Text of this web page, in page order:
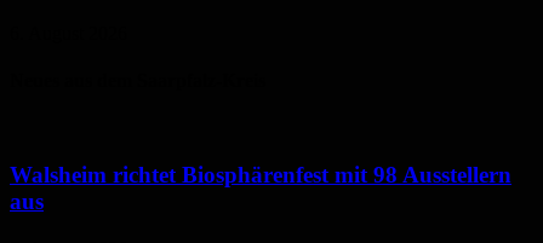
Walsheim richtet Biosphärenfest mit 98 Ausstellern
aus